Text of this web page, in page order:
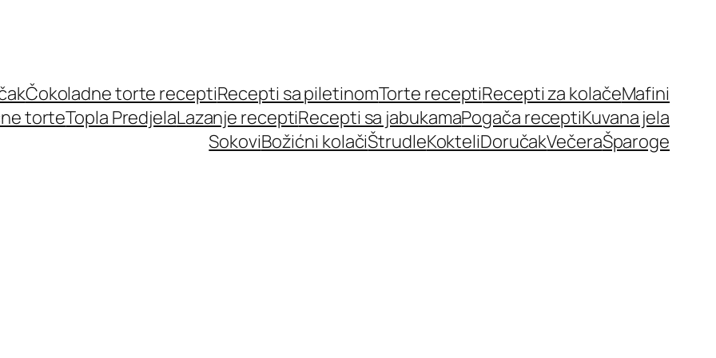
Čokoladne torte receptiRecepti sa piletinomTorte receptiRecepti za kolačeMafini
torteTopla PredjelaLazanje receptiRecepti sa jabukamaPogača receptiKuvana jela
SokoviBožićni kolačiŠtrudleKokteliDoručakVečeraŠparoge